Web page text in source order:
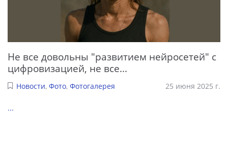
Не все довольны "развитием нейросетей" с
цифровизацией, не все...
Новости, Фото, Фотогалерея 25 июня 2025 г.
...